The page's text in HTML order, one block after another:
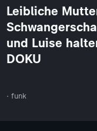
Leibliche
und Luise
DOKU
· funk